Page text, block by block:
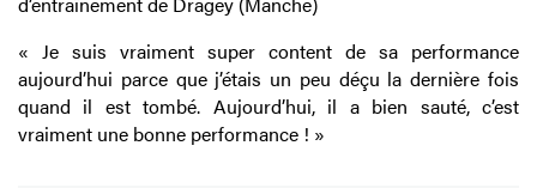
« Je suis vraiment super content de sa performance
aujourd’hui parce que j’étais un peu déçu la dernière fois
quand il est tombé. Aujourd’hui, il a bien sauté, c’est
vraiment une bonne performance ! »